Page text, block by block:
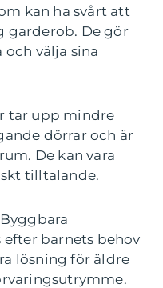
kan ha svårt att
garderob. De gör
välja sina
tar upp mindre
dörrar och är
De kan vara
tilltalande.
efter barnets behov
lösning för äldre